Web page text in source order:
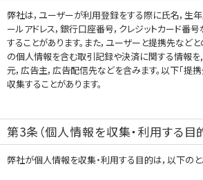
弊社は，ユーザーが利用登録をする際に氏名，生年
ールアドレス，銀行口座番号，クレジットカード番
することがあります。また，ユーザーと提携先など
の個人情報を含む取引記録や決済に関する情報
元，広告主，広告配信先などを含みます。以下｢提携
収集することがあります。
第3条（個人情報を収集・利用する目
弊社が個人情報を収集・利用する目的は，以下のと